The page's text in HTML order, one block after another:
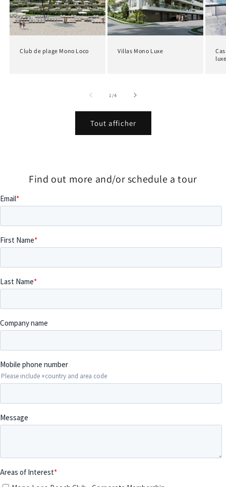
Club de plage Mono Loco Villas Mono Luxe
1/de
4
Tout afficher
Find out more and/or schedule a tour